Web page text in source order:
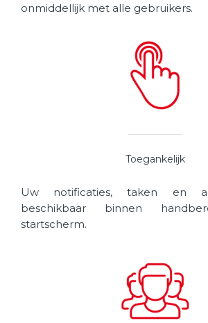
onmiddellijk met alle gebruikers.
Toegankelijk
Uw notificaties, taken en
beschikbaar binnen
startscherm.